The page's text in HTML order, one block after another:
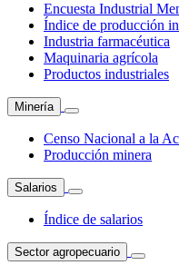
Encuesta Industrial
Índice de producción
Industria farmacéutica
Maquinaria agrícola
Productos industriales
Minería
Censo Nacional a la
Producción minera
Salarios
Índice de salarios
Sector agropecuario